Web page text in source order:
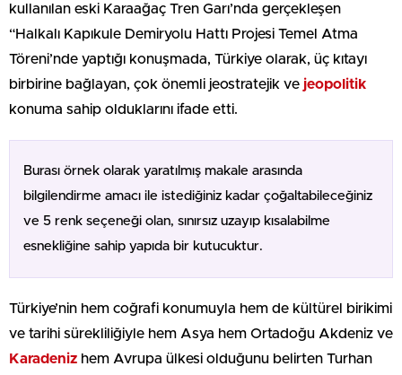
kullanılan eski Karaağaç Tren Garı’nda gerçekleşen
“Halkalı Kapıkule Demiryolu Hattı Projesi Temel Atma
Töreni’nde yaptığı konuşmada, Türkiye olarak, üç kıtayı
birbirine bağlayan, çok önemli jeostratejik ve jeopolitik
konuma sahip olduklarını ifade etti.
Burası örnek olarak yaratılmış makale arasında
bilgilendirme amacı ile istediğiniz kadar çoğaltabileceğiniz
ve 5 renk seçeneği olan, sınırsız uzayıp kısalabilme
esnekliğine sahip yapıda bir kutucuktur.
Türkiye’nin hem coğrafi konumuyla hem de kültürel birikimi
ve tarihi sürekliliğiyle hem Asya hem Ortadoğu Akdeniz ve
Karadeniz hem Avrupa ülkesi olduğunu belirten Turhan